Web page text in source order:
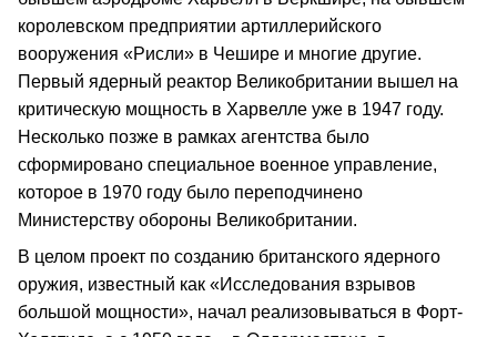
королевском предприятии артиллерийского
вооружения «Рисли» в Чешире и многие другие.
Первый ядерный реактор Великобритании вышел на
критическую мощность в Харвелле уже в 1947 году.
Несколько позже в рамках агентства было
сформировано специальное военное управление,
которое в 1970 году было переподчинено
Министерству обороны Великобритании.
В целом проект по созданию британского ядерного
оружия, известный как «Исследования взрывов
большой мощности», начал реализовываться в Форт-